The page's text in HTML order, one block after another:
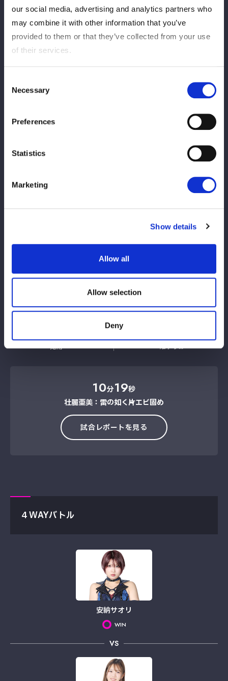
our social media, advertising and analytics partners who
may combine it with other information that you’ve
provided to them or that they’ve collected from your use
of their services.
Selection
Necessary
Preferences
Statistics
Marketing
Show details
Allow all
Allow selection
Deny
8人タッグマッチ
壮麗亜美
鹿島沙希
妃南
ビー・プレストリー
姫ゆりあ
10分19秒
壮麗亜美：雷の如く→片エビ固め
試合レポートを見る
４WAYバトル
安納サオリ
WIN
VS